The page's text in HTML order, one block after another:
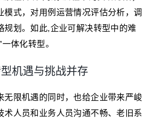
模式，对用例运营情况评估分析，调
规划。如此,企业可解决转型中的难
体化转型。
机遇与挑战并存
无限机遇的同时，也给企业带来严峻
术人员和业务人员沟通不畅、老旧系